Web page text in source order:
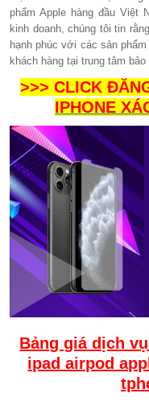
phẩm Apple hàng đầu Việt
kinh doanh, chúng tôi tin
hạnh phúc với các sản
khách hàng tại trung tâm bảo
>>> CLICK
IPHONE
Bảng giá dịch
ipad airpod